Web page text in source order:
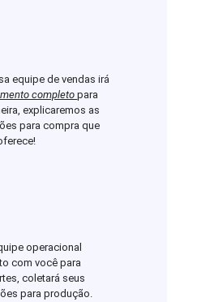
equipe de vendas irá
completopara
explicaremos as
para compra que
operacional
com você para
coletará seus
para produção.